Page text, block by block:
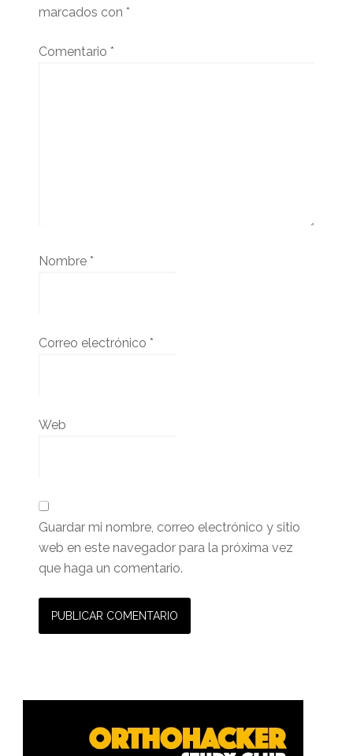
marcados con *
Comentario *
Nombre *
Correo electrónico *
Web
Guardar mi nombre, correo electrónico y sitio
web en este navegador para la próxima vez
que haga un comentario.
Barra